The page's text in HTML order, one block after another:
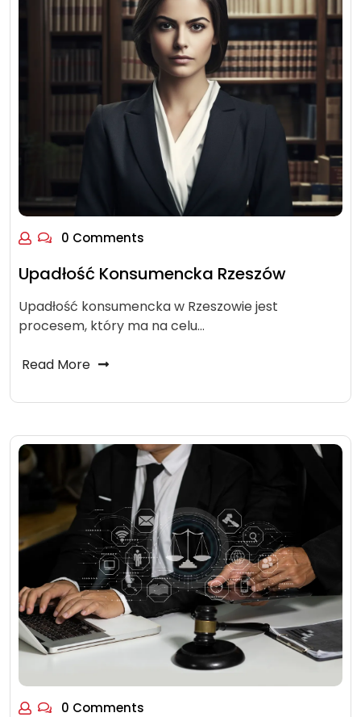
0 Comments
Upadłość Konsumencka Rzeszów
Upadłość konsumencka w Rzeszowie jest
procesem, który ma na celu…
Read More
0 Comments